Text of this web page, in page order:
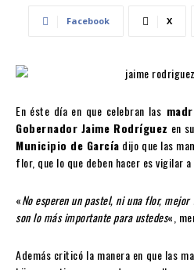
Facebook X
En éste día en que celebran las
Gobernador Jaime Rodríguez en
Municipio de García dijo que las
flor, que lo que deben hacer es vigilar a
«No esperen un pastel, ni una flor,
son lo más importante para ustedes«,
Además criticó la manera en que las